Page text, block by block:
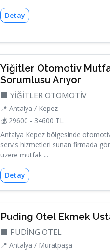
Detay
Yiğitler Otomotiv
Sorumlusu Arıyor
🏢 YİĞİTLER OTOMOTİV
📍 Antalya / Kepez
💰 29600 - 34600 TL
Antalya Kepez bölgesinde
servis hizmetleri sunan firmada
üzere mutfak ...
Detay
Puding Otel Ekmek
🏢 PUDİNG OTEL
📍 Antalya / Muratpaşa